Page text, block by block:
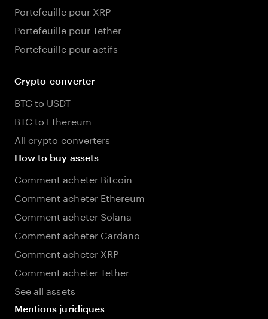
Portefeuille pour XRP
Portefeuille pour Tether
Portefeuille pour actifs
Crypto-converter
BTC to USDT
BTC to Ethereum
All crypto converters
How to buy assets
Comment acheter Bitcoin
Comment acheter Ethereum
Comment acheter Solana
Comment acheter Cardano
Comment acheter XRP
Comment acheter Tether
See all assets
Mentions juridiques